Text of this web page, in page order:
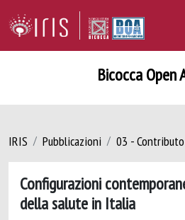
Bicocca Open
IRIS Pubblicazioni 03 -
Configurazioni
della salute in Italia